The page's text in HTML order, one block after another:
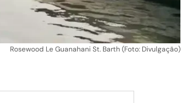
Rosewood Le Guanahani St. Barth (Foto: Divulgação)